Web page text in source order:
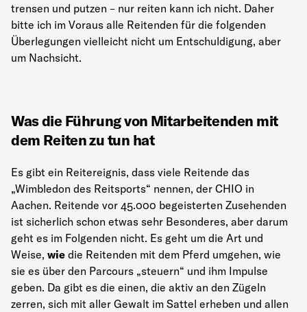
trensen und putzen – nur reiten kann ich nicht. Daher
bitte ich im Voraus alle Reitenden für die folgenden
Überlegungen vielleicht nicht um Entschuldigung, aber
um Nachsicht.
Was die Führung von Mitarbeitenden mit
dem Reiten zu tun hat
Es gibt ein Reitereignis, dass viele Reitende das
„Wimbledon des Reitsports“ nennen, der CHIO in
Aachen. Reitende vor 45.000 begeisterten Zusehenden
ist sicherlich schon etwas sehr Besonderes, aber darum
geht es im Folgenden nicht. Es geht um die Art und
Weise, wie die Reitenden mit dem Pferd umgehen, wie
sie es über den Parcours „steuern“ und ihm Impulse
geben. Da gibt es die einen, die aktiv an den Zügeln
zerren, sich mit aller Gewalt im Sattel erheben und allen